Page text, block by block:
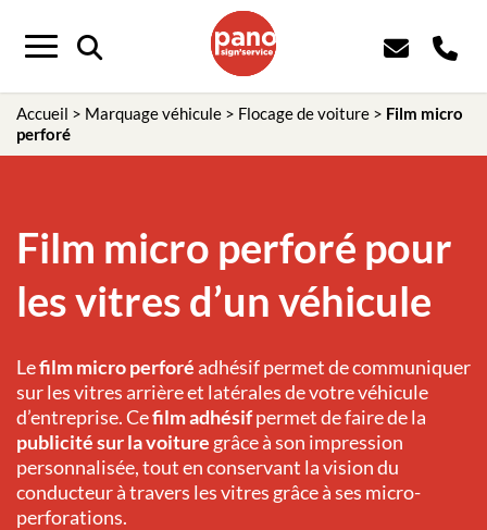
Menu
Accueil > Marquage véhicule > Flocage de voiture > Film micro
perforé
Film micro perforé pour
les vitres d’un véhicule
Lefilm micro perforéadhésif permet de communiquer
sur les vitres arrière et latérales de votre véhicule
d’entreprise. Cefilm adhésifpermet de faire de la
publicité sur la voiture grâce à son impression
personnalisée, tout en conservant la vision du
conducteur à travers les vitres grâce à ses micro-
perforations.